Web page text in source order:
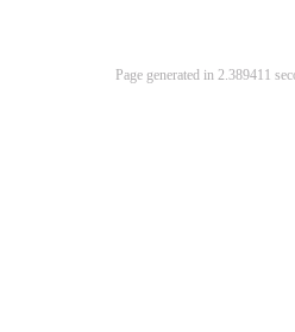
Page generated in 2.389411